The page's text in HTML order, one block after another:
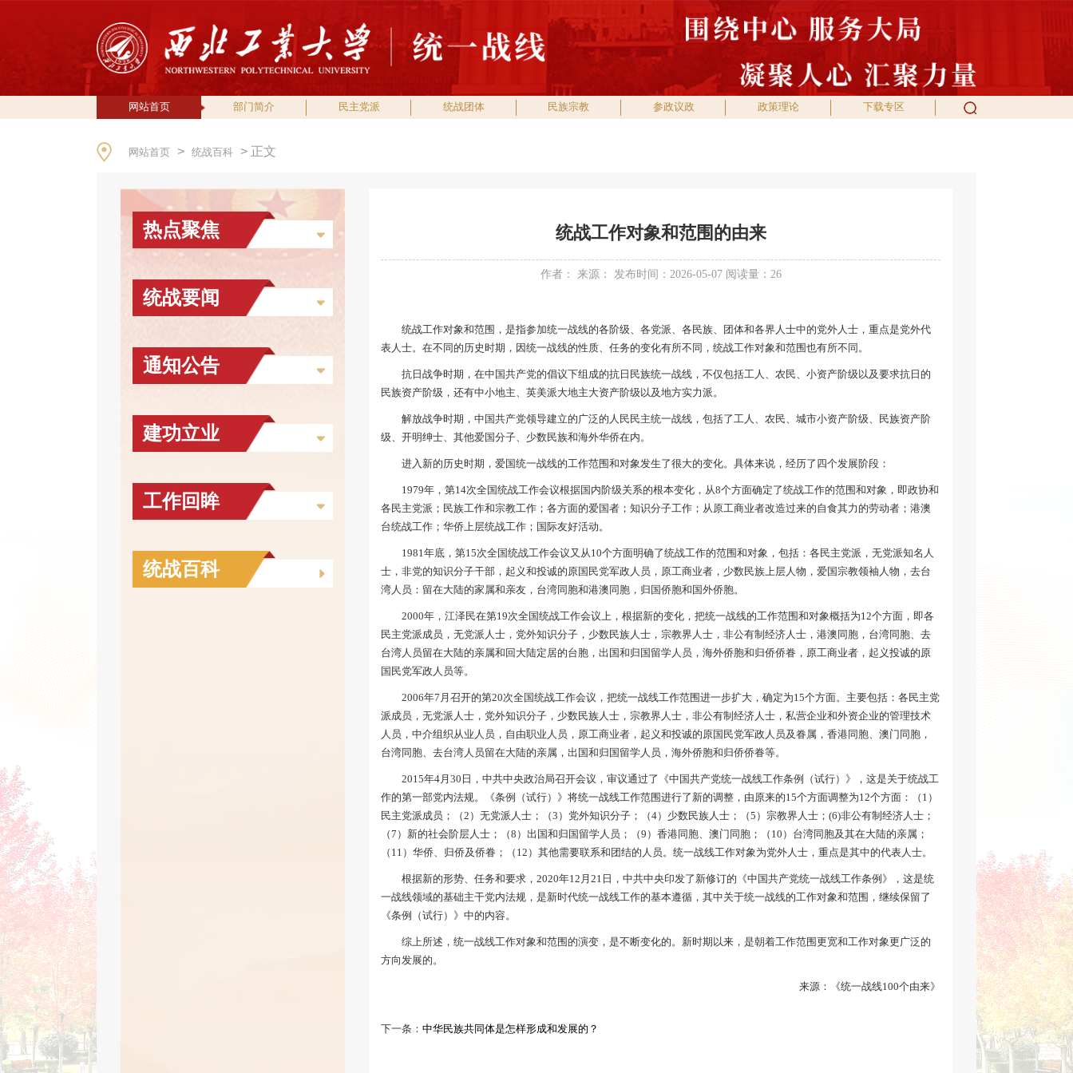
网站首页 部门简介 民主党派 统战团体 民族宗教 参政议政 政策理论 下载专区
网站首页 > 统战百科 > 正文
热点聚焦
统战要闻
通知公告
建功立业
工作回眸
统战百科
统战工作对象和范围的由来
作者： 来源： 发布时间：2026-05-07 阅读量： 26
统战工作对象和范围，是指参加统一战线的各阶级、各党派、各民族、团体和各界人士中的党外人士，重点是党外代
表人士。在不同的历史时期，因统一战线的性质、任务的变化有所不同，统战工作对象和范围也有所不同。
抗日战争时期，在中国共产党的倡议下组成的抗日民族统一战线，不仅包括工人、农民、小资产阶级以及要求抗日的
民族资产阶级，还有中小地主、英美派大地主大资产阶级以及地方实力派。
解放战争时期，中国共产党领导建立的广泛的人民民主统一战线，包括了工人、农民、城市小资产阶级、民族资产阶
级、开明绅士、其他爱国分子、少数民族和海外华侨在内。
进入新的历史时期，爱国统一战线的工作范围和对象发生了很大的变化。具体来说，经历了四个发展阶段：
1979年，第14次全国统战工作会议根据国内阶级关系的根本变化，从8个方面确定了统战工作的范围和对象，即政协和
各民主党派；民族工作和宗教工作；各方面的爱国者；知识分子工作；从原工商业者改造过来的自食其力的劳动者；港澳
台统战工作；华侨上层统战工作；国际友好活动。
1981年底，第15次全国统战工作会议又从10个方面明确了统战工作的范围和对象，包括：各民主党派，无党派知名人
士，非党的知识分子干部，起义和投诚的原国民党军政人员，原工商业者，少数民族上层人物，爱国宗教领袖人物，去台
湾人员：留在大陆的家属和亲友，台湾同胞和港澳同胞，归国侨胞和国外侨胞。
2000年，江泽民在第19次全国统战工作会议上，根据新的变化，把统一战线的工作范围和对象概括为12个方面，即各
民主党派成员，无党派人士，党外知识分子，少数民族人士，宗教界人士，非公有制经济人士，港澳同胞，台湾同胞、去
台湾人员留在大陆的亲属和回大陆定居的台胞，出国和归国留学人员，海外侨胞和归侨侨眷，原工商业者，起义投诚的原
国民党军政人员等。
2006年7月召开的第20次全国统战工作会议，把统一战线工作范围进一步扩大，确定为15个方面。主要包括：各民主党
派成员，无党派人士，党外知识分子，少数民族人士，宗教界人士，非公有制经济人士，私营企业和外资企业的管理技术
人员，中介组织从业人员，自由职业人员，原工商业者，起义和投诚的原国民党军政人员及眷属，香港同胞、澳门同胞，
台湾同胞、去台湾人员留在大陆的亲属，出国和归国留学人员，海外侨胞和归侨侨眷等。
2015年4月30日，中共中央政治局召开会议，审议通过了《中国共产党统一战线工作条例（试行）》，这是关于统战工
作的第一部党内法规。《条例（试行）》将统一战线工作范围进行了新的调整，由原来的15个方面调整为12个方面：（1）
民主党派成员；（2）无党派人士；（3）党外知识分子；（4）少数民族人士；（5）宗教界人士；(6)非公有制经济人士；
（7）新的社会阶层人士；（8）出国和归国留学人员；（9）香港同胞、澳门同胞；（10）台湾同胞及其在大陆的亲属；
（11）华侨、归侨及侨眷；（12）其他需要联系和团结的人员。统一战线工作对象为党外人士，重点是其中的代表人士。
根据新的形势、任务和要求，2020年12月21日，中共中央印发了新修订的《中国共产党统一战线工作条例》，这是统
一战线领域的基础主干党内法规，是新时代统一战线工作的基本遵循，其中关于统一战线的工作对象和范围，继续保留了
《条例（试行）》中的内容。
综上所述，统一战线工作对象和范围的演变，是不断变化的。新时期以来，是朝着工作范围更宽和工作对象更广泛的
方向发展的。
来源：《统一战线100个由来》
下一条：中华民族共同体是怎样形成和发展的？